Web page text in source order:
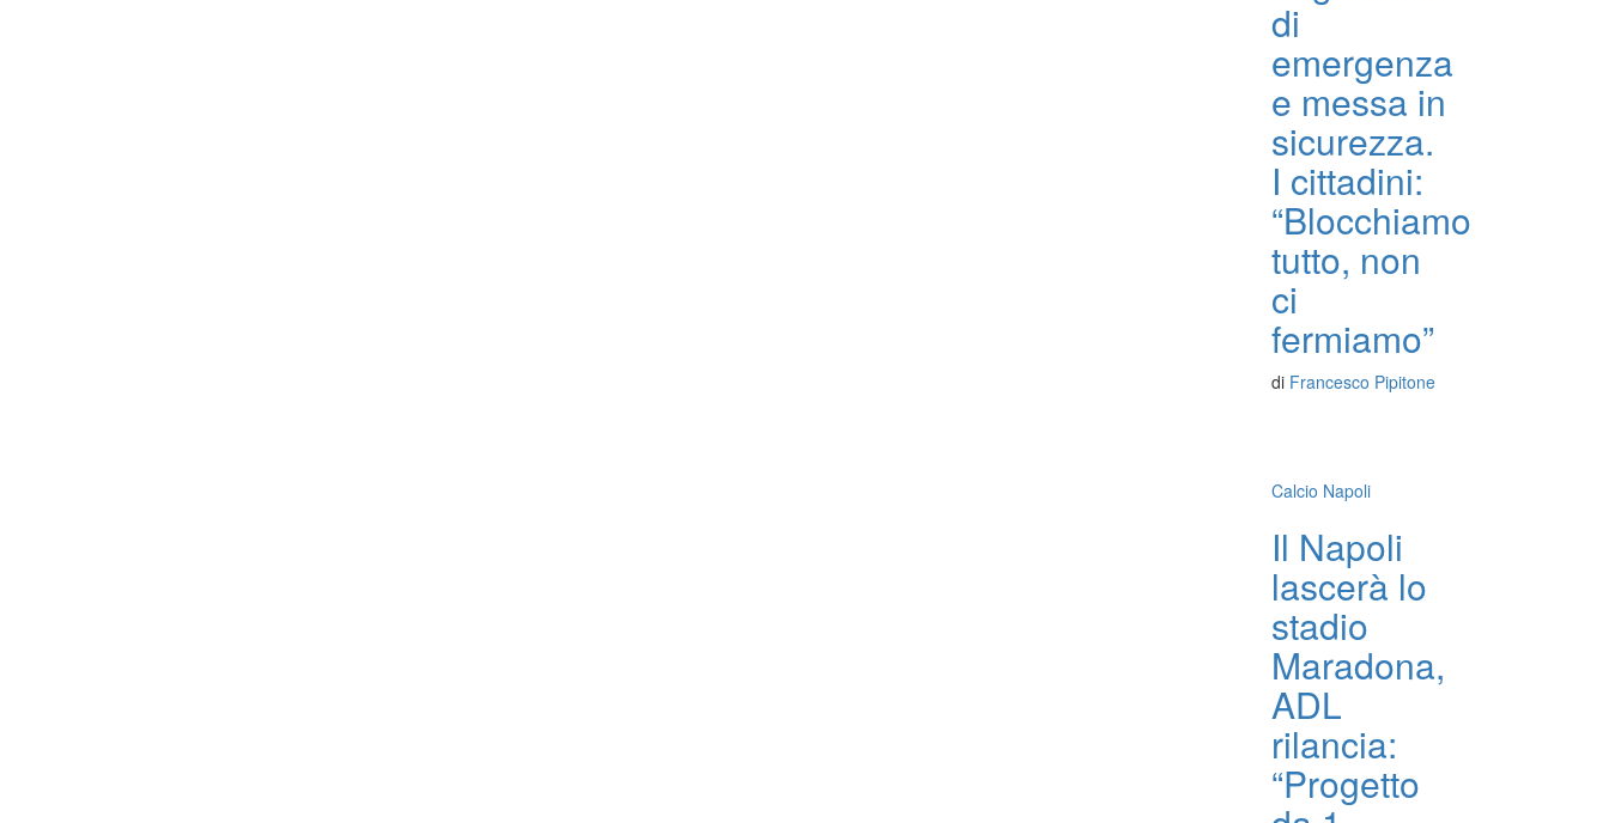
di
emergenza
e messa in
sicurezza.
I cittadini:
“Blocchiamo
tutto, non
ci
fermiamo”
di Francesco Pipitone
Calcio Napoli
Il Napoli
lascerà lo
stadio
Maradona,
ADL
rilancia:
“Progetto